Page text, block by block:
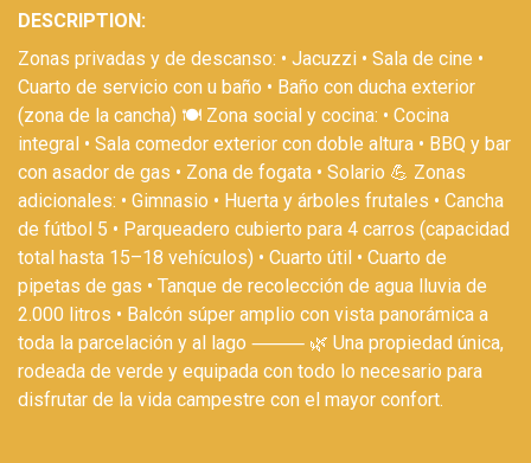
DESCRIPTION:
Zonas privadas y de descanso: • Jacuzzi • Sala de cine •
Cuarto de servicio con u baño • Baño con ducha exterior
(zona de la cancha) 🍽️ Zona social y cocina: • Cocina
integral • Sala comedor exterior con doble altura • BBQ y bar
con asador de gas • Zona de fogata • Solario 💪 Zonas
adicionales: • Gimnasio • Huerta y árboles frutales • Cancha
de fútbol 5 • Parqueadero cubierto para 4 carros (capacidad
total hasta 15–18 vehículos) • Cuarto útil • Cuarto de
pipetas de gas • Tanque de recolección de agua lluvia de
2.000 litros • Balcón súper amplio con vista panorámica a
toda la parcelación y al lago ⸻ 🌿 Una propiedad única,
rodeada de verde y equipada con todo lo necesario para
disfrutar de la vida campestre con el mayor confort.